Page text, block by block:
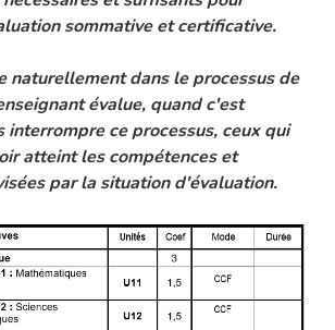
sommative et certificative.
naturellement dans le processus de
évalue, quand c'est
interrompre ce processus, ceux qui
atteint les compétences et
par la situation d'évaluation.